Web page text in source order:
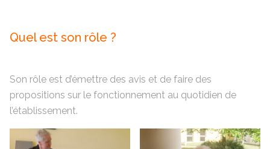
Quel est son rôle ?
Son rôle est d’émettre des avis et de faire des
propositions sur le fonctionnement au quotidien de
l’établissement.